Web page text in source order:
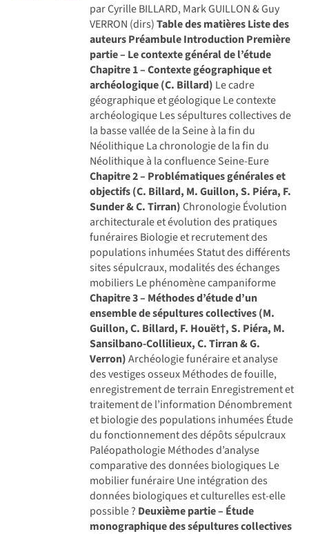
par Cyrille BILLARD, Mark GUILLON & Guy
VERRON (dirs)Table des matièresListe des
auteursPréambuleIntroductionPremière
partie – Le contexte général de l’étude
Chapitre 1 – Contexte géographique et
archéologique (C. Billard) Le cadre
géographique et géologique Le contexte
archéologique Les sépultures collectives de
la basse vallée de la Seine à la fin du
Néolithique La chronologie de la fin du
Néolithique à la confluence Seine-Eure
Chapitre 2 – Problématiques générales et
objectifs (C. Billard, M. Guillon, S. Piéra, F.
Sunder & C. Tirran)Chronologie Évolution
architecturale et évolution des pratiques
funéraires Biologie et recrutement des
populations inhumées Statut des différents
sites sépulcraux, modalités des échanges
mobiliers Le phénomène campaniforme
Chapitre 3 – Méthodes d’étude d’un
ensemble de sépultures collectives (M.
Guillon, C. Billard, F. Houët†, S. Piéra, M.
Sansilbano-Collilieux, C. Tirran & G.
Verron)Archéologie funéraire et analyse
des vestiges osseux Méthodes de fouille,
enregistrement de terrain Enregistrement et
traitement de l’information Dénombrement
et biologie des populations inhumées Étude
du fonctionnement des dépôts sépulcraux
Paléopathologie Méthodes d’analyse
comparative des données biologiques Le
mobilier funéraire Une intégration des
données biologiques et culturelles est-elle
possible ? Deuxième partie – Étude
monographique des sépultures collectives